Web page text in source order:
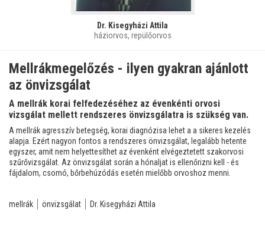
Dr. Kisegyházi Attila
háziorvos, repülőorvos
Mellrákmegelőzés - ilyen gyakran ajánlott
az önvizsgálat
A mellrák korai felfedezéséhez az évenkénti orvosi
vizsgálat mellett rendszeres önvizsgálatra is szükség van.
A mellrák agresszív betegség, korai diagnózisa lehet a a sikeres kezelés
alapja. Ezért nagyon fontos a rendszeres önvizsgálat, legalább hetente
egyszer, amit nem helyettesíthet az évenként elvégeztetett szakorvosi
szűrővizsgálat. Az önvizsgálat során a hónaljat is ellenőrizni kell - és
fájdalom, csomó, bőrbehúzódás esetén mielőbb orvoshoz menni.
mellrák önvizsgálat Dr. Kisegyházi Attila